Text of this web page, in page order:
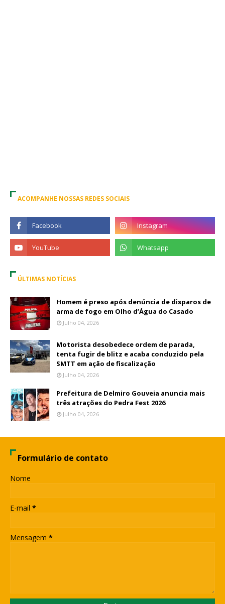
ACOMPANHE NOSSAS REDES SOCIAIS
ÚLTIMAS NOTÍCIAS
Homem é preso após denúncia de disparos de
arma de fogo em Olho d’Água do Casado
Julho 04, 2026
Motorista desobedece ordem de parada,
tenta fugir de blitz e acaba conduzido pela
SMTT em ação de fiscalização
Julho 04, 2026
Prefeitura de Delmiro Gouveia anuncia mais
três atrações do Pedra Fest 2026
Julho 04, 2026
Formulário de contato
Nome
E-mail *
Mensagem *